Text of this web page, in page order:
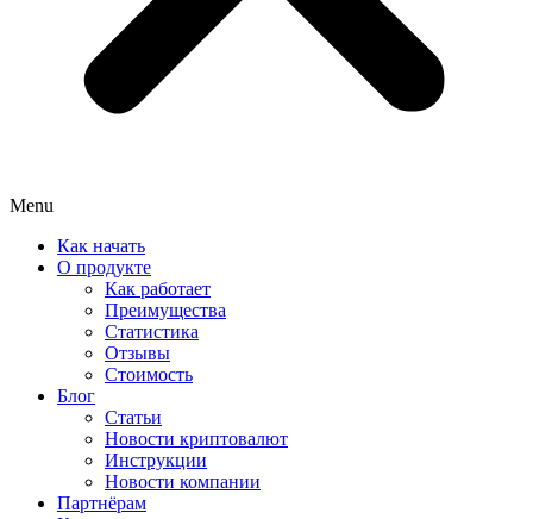
Menu
Как начать
О продукте
Как работает
Преимущества
Статистика
Отзывы
Стоимость
Блог
Статьи
Новости криптовалют
Инструкции
Новости компании
Партнёрам